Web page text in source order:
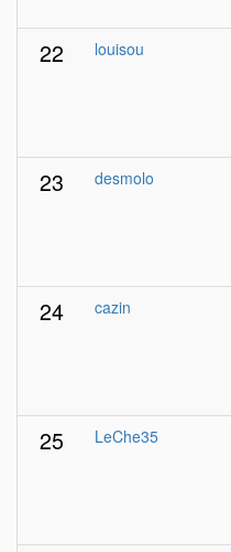
22 louisou
23 desmolo
24 cazin
25 LeChe35